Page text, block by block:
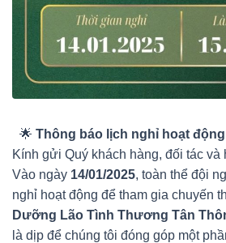
🌟 Thông báo lịch nghỉ hoạt động
Kính gửi Quý khách hàng, đối tác và
Vào ngày 14/01/2025, toàn thể đội
nghỉ hoạt động để tham gia chuyến
Dưỡng Lão Tình Thương Tân
là dịp để chúng tôi đóng góp một